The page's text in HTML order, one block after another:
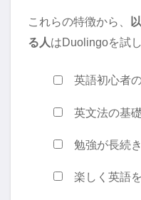
これらの特徴から、
る人はDuolingoを試
英語初心者
英文法の基
勉強が長続
楽しく英語